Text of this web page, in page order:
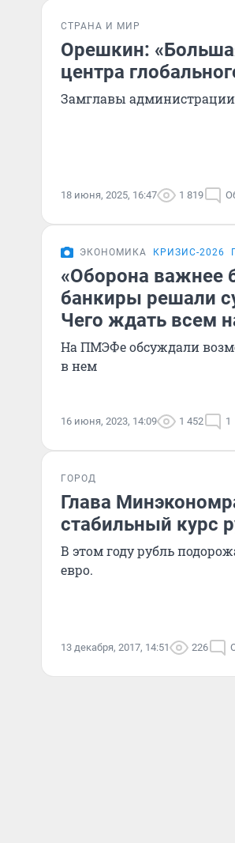
СТРАНА И МИР
Орешкин:
центра
Замглавы
18 июня, 2025, 16:47 1 819
ЭКОНОМИКА КРИЗИС-2026
«Оборона важнее
банкиры решали
Чего ждать всем
На ПМЭФе обсуждали
в нем
16 июня, 2023, 14:09 1 452 1
ГОРОД
Глава
стабильный курс
В этом году рубль
евро.
13 декабря, 2017, 14:51 226